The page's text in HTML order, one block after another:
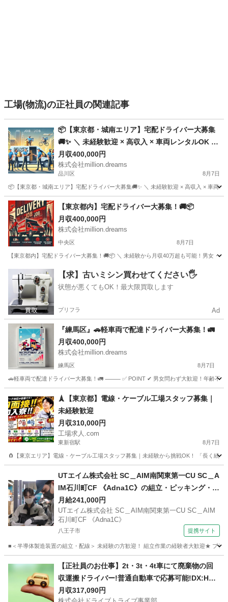
工場(物流)の正社員の関連記事
📦【東京都・城南エリア】宅配ドライバー大募集
🚚✨ ＼ 未経験歓迎 × 高収入 × 車両レンタルOK 🚗
💰 ／
月収400,000円
株式会社million.dreams
品川区 8月7日
📦【東京都・城南エリア】宅配ドライバー大募集🚚✨ ＼ 未経験歓迎 × 高収入 × 車両
東京 品川区 宅配 未経験
【東京都内】宅配ドライバー大募集！🚚📦
月収400,000円
株式会社million.dreams
中央区 8月7日
【東京都内】宅配ドライバー大募集！🚚📦 ＼ 未経験から月収40万超も可能！男女・
東京 中央区 ドライバー 未経験
【求】古いミシン買わせてください🖐️
状態が悪くてもOK！最大限買取します
プリフラ Ad
『練馬区』🚗軽車両で配達ドライバー大募集！🚛
月収400,000円
株式会社million.dreams
練馬区 8月7日
🚗軽車両で配達ドライバー大募集！🚛 ⸻ ✅ POINT ✔ 男女問わず大歓迎！年齢不問
ドライバー 未経験
🗼【東京都】電線・ケーブル工場スタッフ募集｜
未経験歓迎
月収310,000円
工場求人.com
東新宿駅 8月7日
🧲【東京エリア】電線・ケーブル工場スタッフ募集｜未経験から挑戦OK！ 「長く続
東新宿駅 工場
UTエイム株式会社 SC＿AIM南関東第一CU SC＿A
IM石川町CF 《Adna1C》の組立・ピッキング・配
線・検査 【朝】
月給241,000円
UTエイム株式会社 SC＿AIM南関東第一CU SC＿AIM
石川町CF 《Adna1C》
八王子市 提携サイト
■＜半導体製造装置の組立・配線＞ 未経験の方歓迎！ 組立作業の経験者大歓迎★ プ
工場
【正社員のお仕事】2t・3t・4t車にて廃棄物の回
収運搬ドライバー!普通自動車で応募可能!DX:HS4
33-01Y
月収317,090円